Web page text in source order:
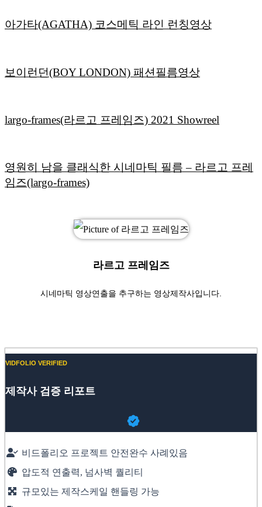
아가타(AGATHA) 코스메틱 라인 런칭영상
보이런던(BOY LONDON) 패션필름영상
largo-frames(라르고 프레임즈) 2021 Showreel
영원히 남을 클래식한 시네마틱 필름 – 라르고 프레
임즈(largo-frames)
라르고 프레임즈
시네마틱 영상연출을 추구하는 영상제작사입니다.
VIDFOLIO VERIFIED
제작사 검증 리포트
비드폴리오 프로젝트 안전완수 사례있음
압도적 연출력, 넘사벽 퀄리티
규모있는 제작스케일 핸들링 가능